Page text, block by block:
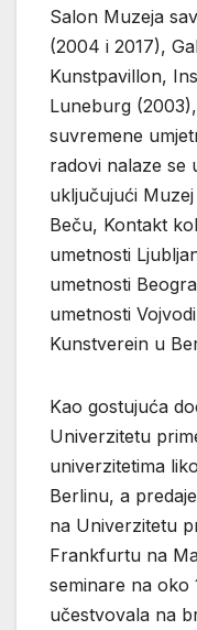
Salon Muzeja
(2004 i 2017),
Kunstpavillon,
Luneburg
suvremene
radovi nalaze se
uključujući
Beču, Kontakt
umetnosti
umetnosti
umetnosti
Kunstverein u
Kao gostujuća
Univerzitetu
univerzitetima
Berlinu, a
na Univerzitetu
Frankfurtu na
seminare na oko
učestvovala na